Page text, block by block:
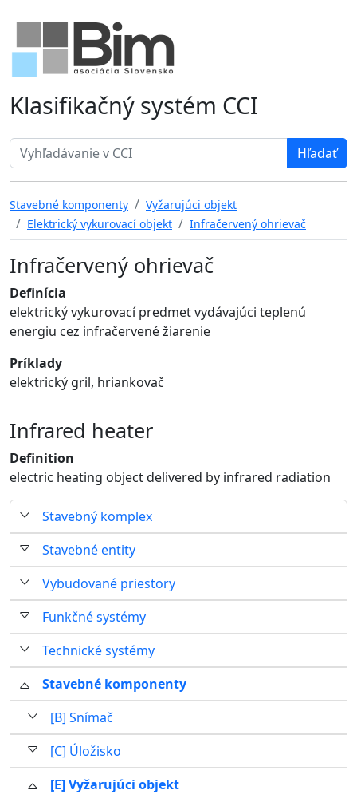
Klasifikačný systém CCI
Search term
Stavebný komplex
Stavebné entity
Vybudované priestory
Funkčné systémy
Technické systémy
Stavebné komponenty
[B] Snímač
[C] Úložisko
[E] Vyžarujúci objekt
Stavebné komponenty
Vyžarujúci objekt
Elektrický vykurovací objekt
Infračervený ohrievač
Infračervený ohrievač
Definícia
elektrický vykurovací predmet vydávajúci teplenú
energiu cez infračervené žiarenie
Príklady
elektrický gril, hriankovač
Infrared heater
Definition
electric heating object delivered by infrared radiation